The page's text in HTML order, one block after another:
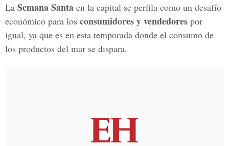
La Semana Santa en la capital se perfila como un desafío
económico para los consumidores y vendedores por
igual, ya que es en esta temporada donde el consumo de
los productos del mar se dispara.